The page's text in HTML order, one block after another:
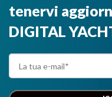
tenervi
DIGITAL